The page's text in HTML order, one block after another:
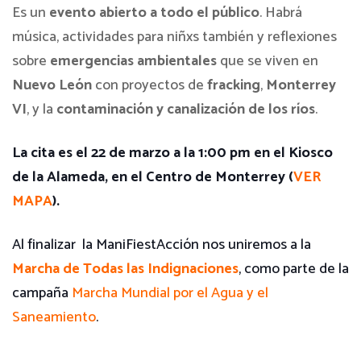
Es un evento abierto a todo el público. Habrá
música, actividades para niñxs también y reflexiones
sobre emergencias ambientalesque se viven en
Nuevo Leóncon proyectos defracking, Monterrey
VI, y la contaminación y canalización de los ríos.
La cita es el 22 de marzo a la 1:00 pm en el Kiosco
de la Alameda, en el Centro de Monterrey (VER
MAPA).
Al finalizar la ManiFiestAcción nos uniremos a la
Marcha de Todas las Indignaciones, como parte de la
campaña Marcha Mundial por el Agua y el
Saneamiento.